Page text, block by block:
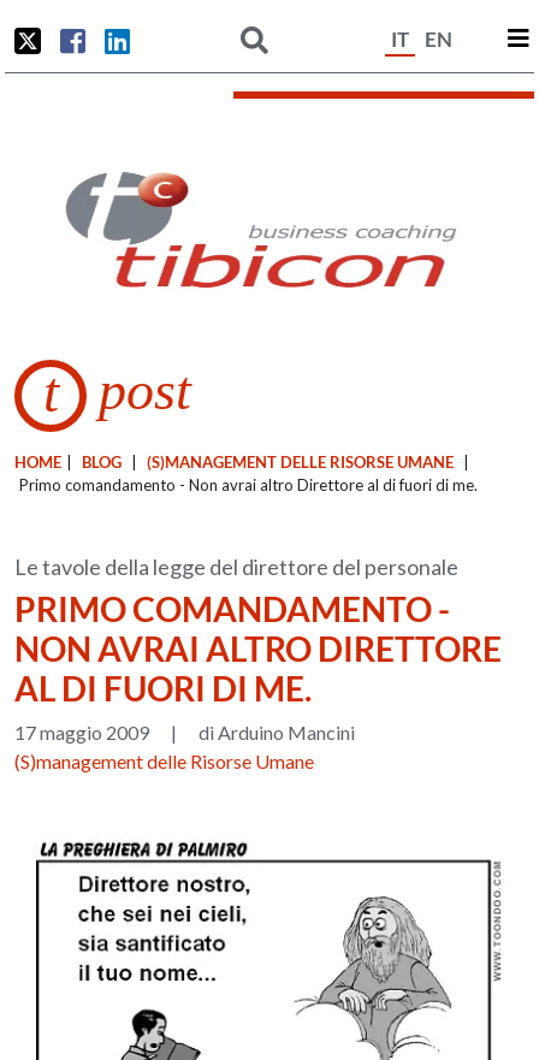
IT EN
t post
HOME BLOG (S)MANAGEMENT DELLE RISORSE UMANE
Primo comandamento - Non avrai altro Direttore al di fuori di me.
Le tavole della legge del direttore del personale
PRIMO COMANDAMENTO -
NON AVRAI ALTRO DIRETTORE
AL DI FUORI DI ME.
17 maggio 2009 |
di Arduino Mancini
(S)management delle Risorse Umane